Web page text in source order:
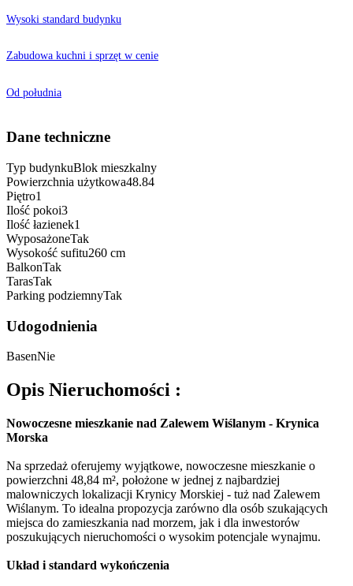
Wysoki standard budynku
Zabudowa kuchni i sprzęt w cenie
Od południa
Dane techniczne
Typ budynkuBlok mieszkalny
Powierzchnia użytkowa48.84
Piętro1
Ilość pokoi3
Ilość łazienek1
WyposażoneTak
Wysokość sufitu260 cm
BalkonTak
TarasTak
Parking podziemnyTak
Udogodnienia
BasenNie
Opis Nieruchomości :
Nowoczesne mieszkanie nad Zalewem Wiślanym - Krynica
Morska
Na sprzedaż oferujemy wyjątkowe, nowoczesne mieszkanie o
powierzchni 48,84 m², położone w jednej z najbardziej
malowniczych lokalizacji Krynicy Morskiej - tuż nad Zalewem
Wiślanym. To idealna propozycja zarówno dla osób szukających
miejsca do zamieszkania nad morzem, jak i dla inwestorów
poszukujących nieruchomości o wysokim potencjale wynajmu.
Układ i standard wykończenia